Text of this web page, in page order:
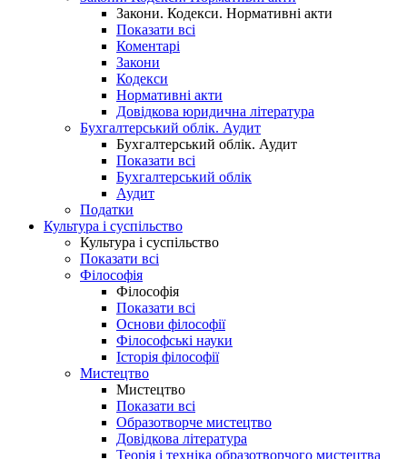
Закони. Кодекси. Нормативні акти
Показати всі
Коментарі
Закони
Кодекси
Нормативні акти
Довідкова юридична література
Бухгалтерський облік. Аудит
Бухгалтерський облік. Аудит
Показати всі
Бухгалтерський облік
Аудит
Податки
Культура і суспільство
Культура і суспільство
Показати всі
Філософія
Філософія
Показати всі
Основи філософії
Філософські науки
Історія філософії
Мистецтво
Мистецтво
Показати всі
Образотворче мистецтво
Довідкова література
Теорія і техніка образотворчого мистецтва